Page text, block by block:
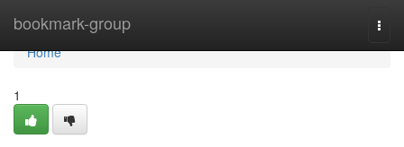
bookmark-group
Home
Home
1